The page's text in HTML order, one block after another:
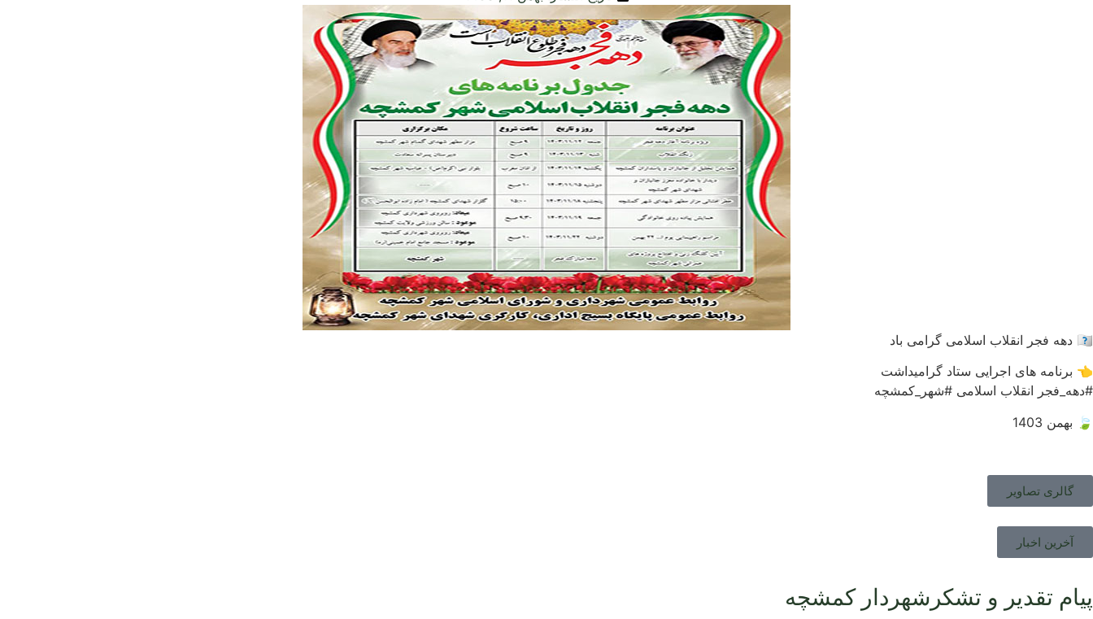
🇮🇷 دهه فجر انقلاب اسلامی گرامی باد
👈 برنامه های اجرایی ستاد گرامیداشت
#دهه_فجر انقلاب اسلامی #شهر_کمشچه
🍃 بهمن 1403
گالری تصاویر
آخرین اخبار
پیام تقدیر و تشکرشهردار کمشچه